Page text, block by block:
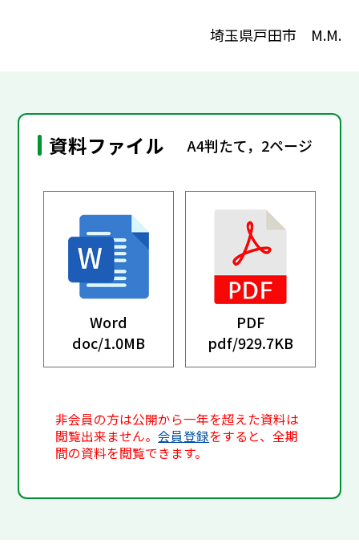
埼玉県戸田市 M.M.
資料ファイル A4判たて，2ページ
Word
doc/1.0MB
PDF
pdf/929.7KB
非会員の方は公開から一年を超えた資料は
閲覧出来ません。会員登録をすると、全期
間の資料を閲覧できます。